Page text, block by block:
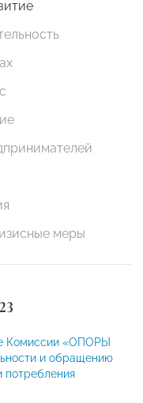
меры
Комиссии «ОПОРЫ
и обращению
потребления